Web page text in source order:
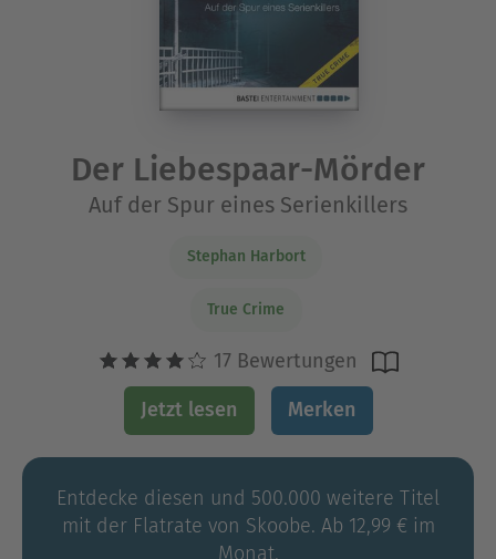
Der Liebespaar-Mörder
Auf der Spur eines Serienkillers
Stephan Harbort
True Crime
17 Bewertungen
Jetzt lesen Merken
Entdecke diesen und 500.000 weitere Titel
mit der Flatrate von Skoobe. Ab 12,99 € im
Monat.